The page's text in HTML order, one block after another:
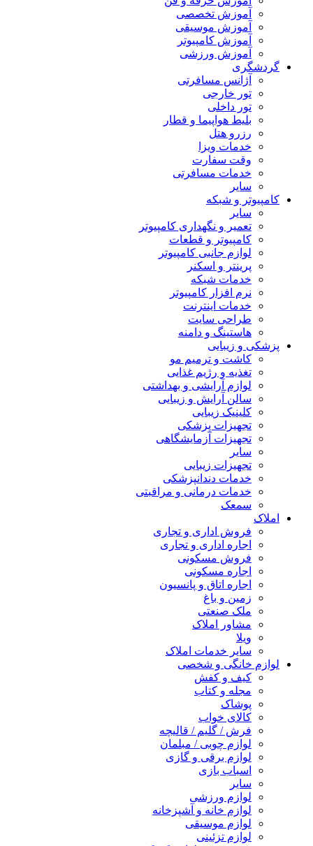
آموزش تخصصی
آموزش موسیقی
آموزش کامپیوتر
آموزش ورزشی
گردشگری
آژانس مسافرتی
تور خارجی
تور داخلی
بلیط هواپیما و قطار
رزرو هتل
خدمات ویزا
وقت سفارت
خدمات مسافرتی
سایر
کامپیوتر و شبکه
سایر
تعمیر و نگهداری کامپیوتر
کامپیوتر و قطعات
لوازم جانبی کامپیوتر
پرینتر و اسکنر
خدمات شبکه
نرم افزار کامپیوتر
خدمات اینترنت
طراحی سایت
هاستینگ و دامنه
پزشکی و زیبایی
کاشت و ترمیم مو
تغذیه و رژیم غذایی
لوازم آرایشی و بهداشتی
سالن آرایش و زیبایی
کلینیک زیبایی
تجهیزات پزشکی
تجهیزات آزمایشگاهی
سایر
تجهیزات زیبایی
خدمات دندانپزشکی
خدمات درمانی و مراقبتی
سمعک
املاک
فروش اداری و تجاری
اجاره اداری و تجاری
فروش مسکونی
اجاره مسکونی
اجاره اتاق و پانسیون
زمین و باغ
ملک صنعتی
مشاور املاک
ویلا
سایر خدمات املاک
لوازم خانگی و شخصی
کیف و کفش
مجله و کتاب
پوشاک
کالای خواب
فرش / گلیم / قالیچه
لوازم چوبی / مبلمان
لوازم برقی و گازی
اسباب بازی
سایر
لوازم ورزشی
لوازم خانه و آشپزخانه
لوازم موسیقی
لوازم تزئینی